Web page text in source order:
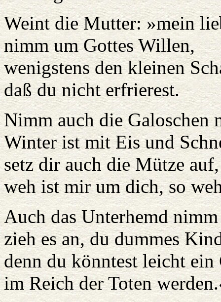
Weint die Mutter: »mein
nimm um Gottes Willen,
wenigstens den kleinen
daß du nicht erfrierest.
Nimm auch die Galoschen
Winter ist mit Eis und
setz dir auch die Mütze auf,
weh ist mir um dich, so
Auch das Unterhemd
zieh es an, du dummes
denn du könntest leicht ein
im Reich der Toten